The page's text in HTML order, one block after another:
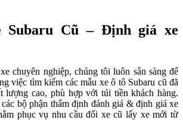
Subaru Cũ – Định giá xe
chuyên nghiệp, chúng tôi luôn sẵn sàng để
việc tìm kiếm các mẫu xe ô tô Subaru cũ đã
lượng cao, phù hợp với túi tiền khách hàng.
bộ phận thẩm định đánh giá & định giá xe
phục vụ nhu cầu đổi xe cũ lấy xe mới từ